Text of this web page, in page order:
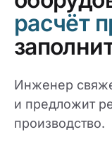
расчёт
Инженер
и предложит
производство.